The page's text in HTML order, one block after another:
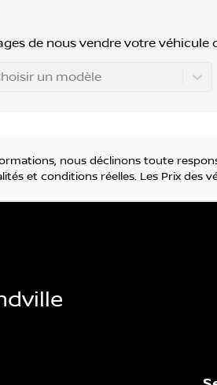
de nous vendre votre
un modèle
nous déclinons toute
et conditions réelles. Les Prix des